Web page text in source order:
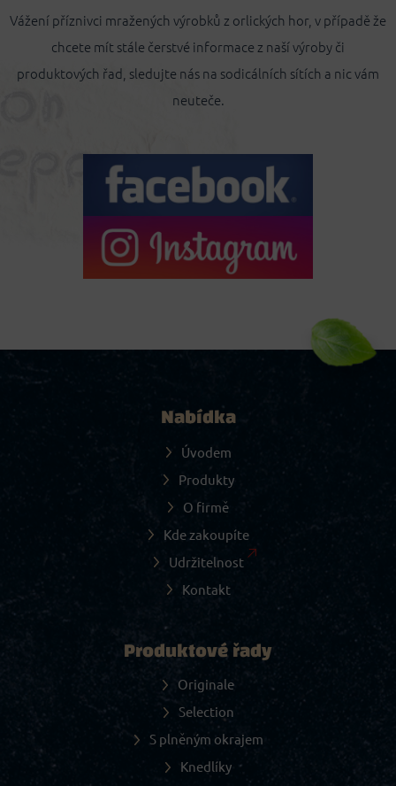
Vážení příznivci mražených výrobků z orlických hor, v případě že
chcete mít stále čerstvé informace z naší výroby či
produktových řad, sledujte nás na sodicálních sítích a nic vám
neuteče.
Nabídka
Úvodem
Produkty
O firmě
Kde zakoupíte
Udržitelnost
Kontakt
Produktové řady
Originale
Selection
S plněným okrajem
Knedlíky